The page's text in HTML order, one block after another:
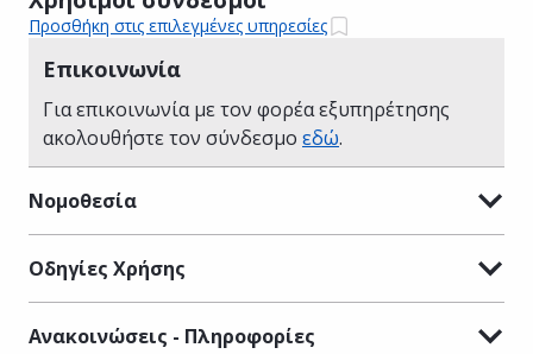
Προσθήκη στις επιλεγμένες υπηρεσίες
Επικοινωνία
Για επικοινωνία με τον φορέα εξυπηρέτησης
ακολουθήστε τον σύνδεσμο εδώ.
Νομοθεσία
Οδηγίες Χρήσης
Ανακοινώσεις - Πληροφορίες